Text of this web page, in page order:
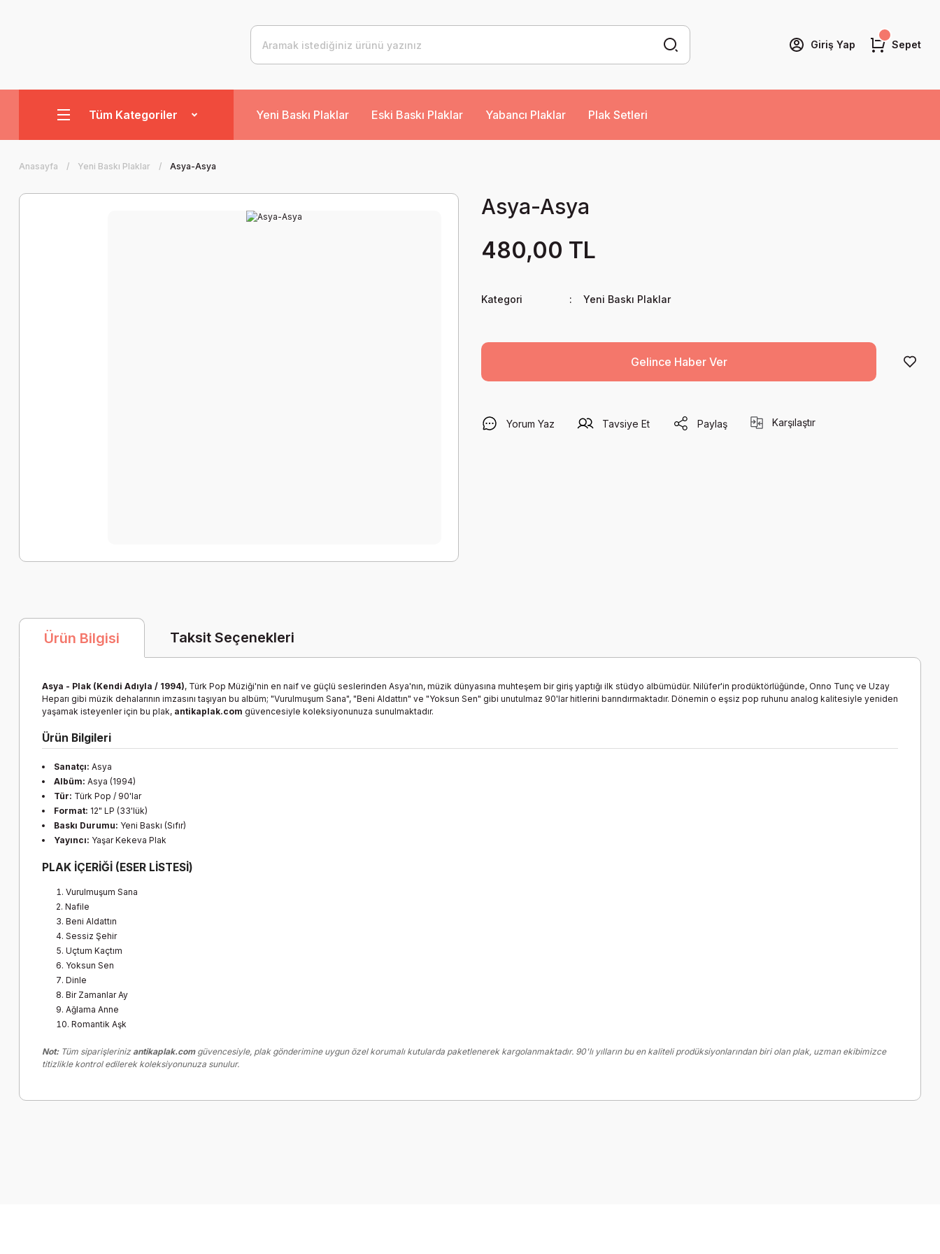
Giriş Yap Sepet
Tüm Kategoriler Yeni Baskı Plaklar Eski Baskı Plaklar Yabancı Plaklar Plak Setleri
Anasayfa Yeni Baskı Plaklar Asya-Asya
Asya-Asya
480,00 TL
Kategori Yeni Baskı Plaklar
Gelince Haber Ver
Yorum Yaz Tavsiye Et Paylaş Karşılaştır
Ürün Bilgisi Taksit Seçenekleri
Asya - Plak (Kendi Adıyla / 1994), Türk Pop Müziği'nin en naif ve güçlü seslerinden Asya'nın, müzik dünyasına muhteşem bir giriş yaptığı ilk stüdyo albümüdür. Nilüfer'in prodüktörlüğünde, Onno Tunç ve Uzay
Heparı gibi müzik dehalarının imzasını taşıyan bu albüm; "Vurulmuşum Sana", "Beni Aldattın" ve "Yoksun Sen" gibi unutulmaz 90'lar hitlerini barındırmaktadır. Dönemin o eşsiz pop ruhunu analog kalitesiyle yeniden
yaşamak isteyenler için bu plak, antikaplak.com güvencesiyle koleksiyonunuza sunulmaktadır.
Ürün Bilgileri
Sanatçı: Asya
Albüm: Asya (1994)
Tür: Türk Pop / 90'lar
Format: 12" LP (33'lük)
Baskı Durumu: Yeni Baskı (Sıfır)
Yayıncı: Yaşar Kekeva Plak
PLAK İÇERİĞİ (ESER LİSTESİ)
Vurulmuşum Sana
Nafile
Beni Aldattın
Sessiz Şehir
Uçtum Kaçtım
Yoksun Sen
Dinle
Bir Zamanlar Ay
Ağlama Anne
Romantik Aşk
Not:Tüm siparişlerinizantikaplak.comgüvencesiyle, plak gönderimine uygun özel korumalı kutularda paketlenerek kargolanmaktadır. 90'lı yılların bu en kaliteli prodüksiyonlarından biri olan plak, uzman ekibimizce
titizlikle kontrol edilerek koleksiyonunuza sunulur.